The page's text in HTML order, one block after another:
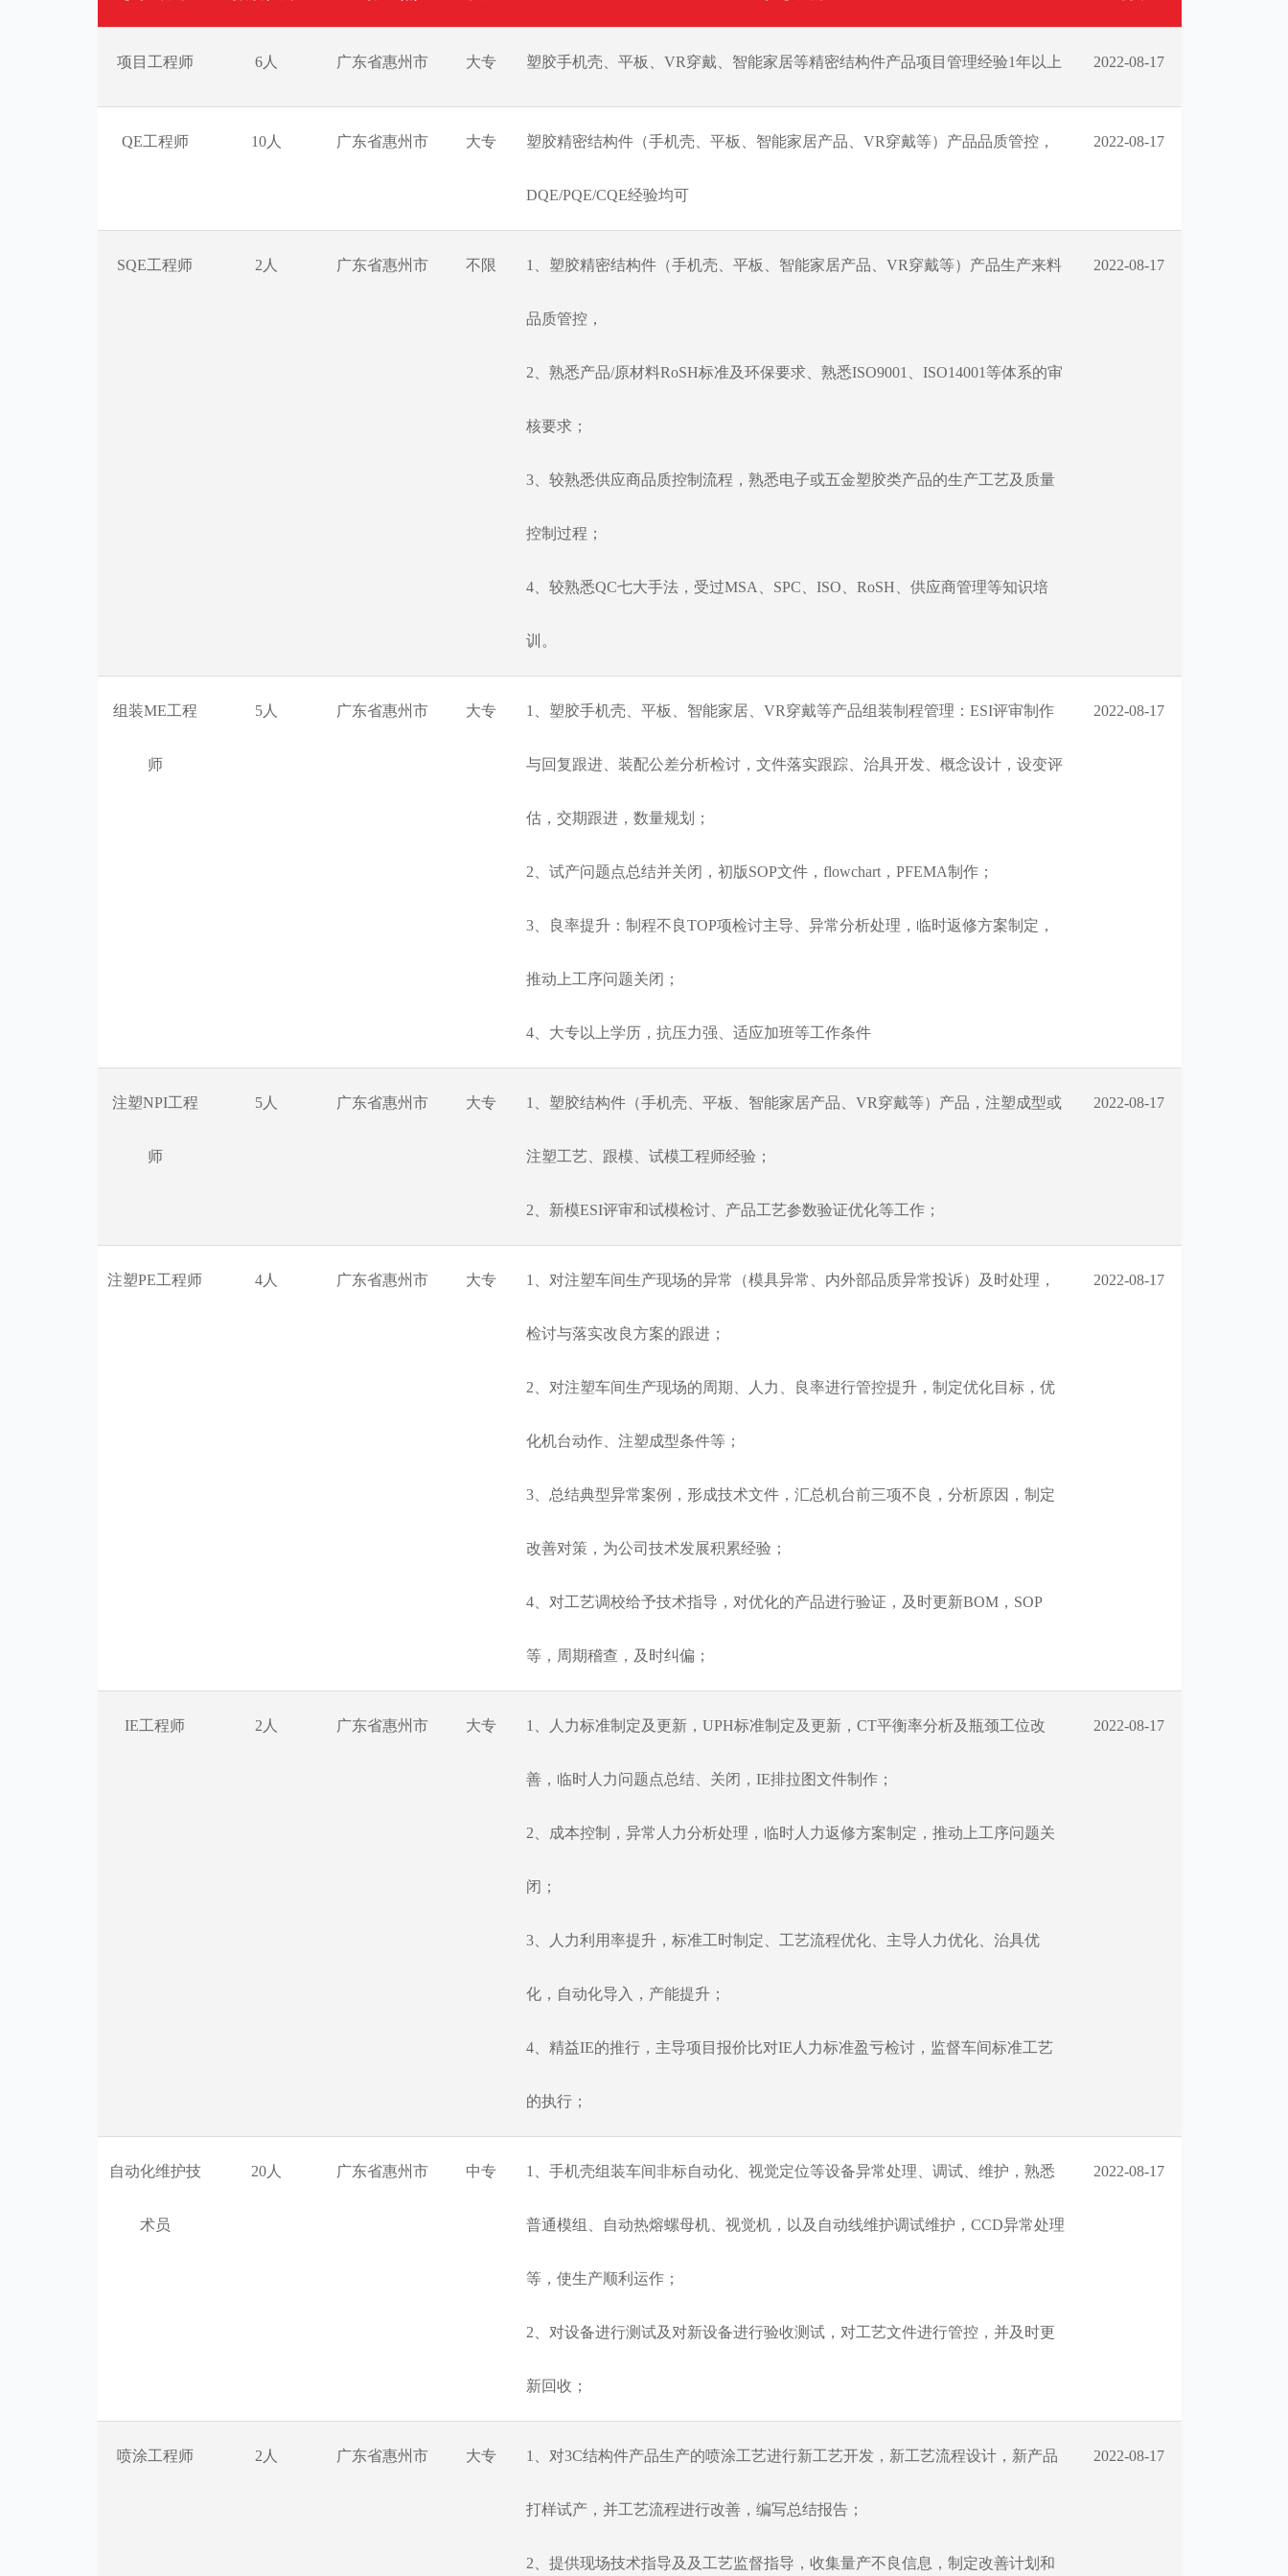
项目工程师 6人 广东省惠州市 大专 塑胶手机壳、平板、VR穿戴、智能家居等精密结构件产品项目管理经验1年以上 2022-08-17
QE工程师 10人 广东省惠州市 大专 塑胶精密结构件（手机壳、平板、智能家居产品、VR穿戴等）产品品质管控，
DQE/PQE/CQE经验均可
2022-08-17
SQE工程师 2人 广东省惠州市 不限 1、塑胶精密结构件（手机壳、平板、智能家居产品、VR穿戴等）产品生产来料
品质管控，
2、熟悉产品/原材料RoSH标准及环保要求、熟悉ISO9001、ISO14001等体系的审
核要求；
3、较熟悉供应商品质控制流程，熟悉电子或五金塑胶类产品的生产工艺及质量
控制过程；
4、较熟悉QC七大手法，受过MSA、SPC、ISO、RoSH、供应商管理等知识培
训。
2022-08-17
组装ME工程
师
5人 广东省惠州市 大专 1、塑胶手机壳、平板、智能家居、VR穿戴等产品组装制程管理：ESI评审制作
与回复跟进、装配公差分析检讨，文件落实跟踪、治具开发、概念设计，设变评
估，交期跟进，数量规划；
2、试产问题点总结并关闭，初版SOP文件，flowchart，PFEMA制作；
3、良率提升：制程不良TOP项检讨主导、异常分析处理，临时返修方案制定，
推动上工序问题关闭；
4、大专以上学历，抗压力强、适应加班等工作条件
2022-08-17
注塑NPI工程
师
5人 广东省惠州市 大专 1、塑胶结构件（手机壳、平板、智能家居产品、VR穿戴等）产品，注塑成型或
注塑工艺、跟模、试模工程师经验；
2、新模ESI评审和试模检讨、产品工艺参数验证优化等工作；
2022-08-17
注塑PE工程师 4人 广东省惠州市 大专 1、对注塑车间生产现场的异常（模具异常、内外部品质异常投诉）及时处理，
检讨与落实改良方案的跟进；
2、对注塑车间生产现场的周期、人力、良率进行管控提升，制定优化目标，优
化机台动作、注塑成型条件等；
3、总结典型异常案例，形成技术文件，汇总机台前三项不良，分析原因，制定
改善对策，为公司技术发展积累经验；
4、对工艺调校给予技术指导，对优化的产品进行验证，及时更新BOM，SOP
等，周期稽查，及时纠偏；
2022-08-17
IE工程师 2人 广东省惠州市 大专 1、人力标准制定及更新，UPH标准制定及更新，CT平衡率分析及瓶颈工位改
善，临时人力问题点总结、关闭，IE排拉图文件制作；
2、成本控制，异常人力分析处理，临时人力返修方案制定，推动上工序问题关
闭；
3、人力利用率提升，标准工时制定、工艺流程优化、主导人力优化、治具优
化，自动化导入，产能提升；
4、精益IE的推行，主导项目报价比对IE人力标准盈亏检讨，监督车间标准工艺
的执行；
2022-08-17
自动化维护技
术员
20人 广东省惠州市 中专 1、手机壳组装车间非标自动化、视觉定位等设备异常处理、调试、维护，熟悉
普通模组、自动热熔螺母机、视觉机，以及自动线维护调试维护，CCD异常处理
等，使生产顺利运作；
2、对设备进行测试及对新设备进行验收测试，对工艺文件进行管控，并及时更
新回收；
2022-08-17
喷涂工程师 2人 广东省惠州市 大专 1、对3C结构件产品生产的喷涂工艺进行新工艺开发，新工艺流程设计，新产品
打样试产，并工艺流程进行改善，编写总结报告；
2、提供现场技术指导及及工艺监督指导，收集量产不良信息，制定改善计划和
2022-08-17